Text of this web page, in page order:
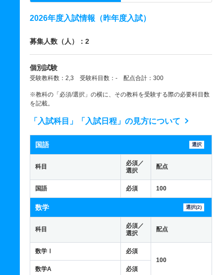
2026年度入試情報（昨年度入試）
募集人数（人）：2
個別試験
受験教科数：2,3 受験科目数：- 配点合計：300
※教科の「必須/選択」の横に、その教科を受験する際の必要科目数
を記載。
「入試科目」「入試日程」の見方について
国語 選択
科目
必須／
選択
配点
国語 必須 100
数学 選択(2)
科目
必須／
選択
配点
数学Ⅰ
必須
100
数学A
必須